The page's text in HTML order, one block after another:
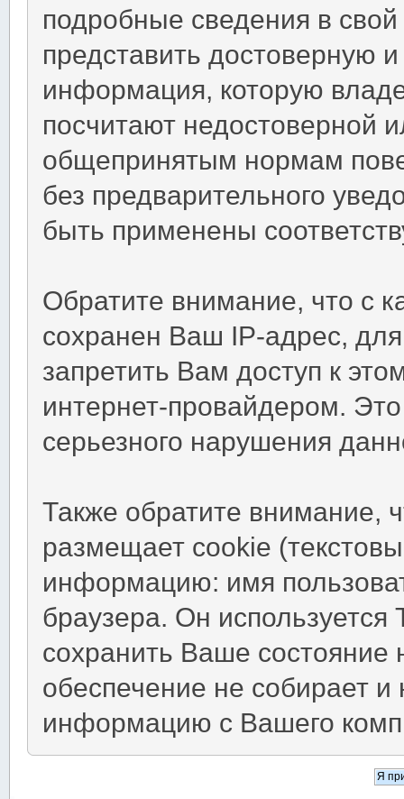
подробные сведения в
представить
информация, которую
посчитают недостоверной
общепринятым нормам
без предварительного
быть применены
Обратите внимание, что с
сохранен Ваш IP-адрес,
запретить Вам доступ к
интернет-провайдером.
серьезного нарушения
Также обратите внимание,
размещает cookie
информацию: имя
браузера. Он
сохранить Ваше
обеспечение не собирает
информацию с Вашего